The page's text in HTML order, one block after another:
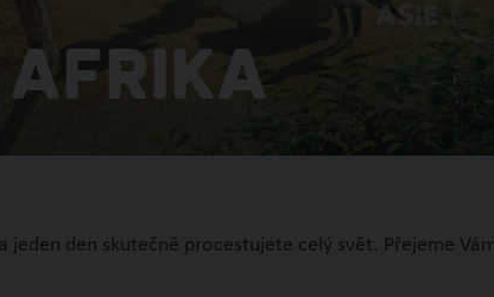
Afrika
Asie
jeden den skutečně procestujete celý svět. Přejeme